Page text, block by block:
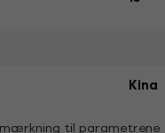
Kina
til parametrene